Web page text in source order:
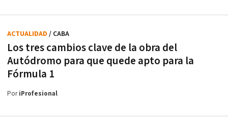
Los tres cambios clave de la obra del
Autódromo para que quede apto para la
Fórmula 1
ACTUALIDAD / CABA
PoriProfesional